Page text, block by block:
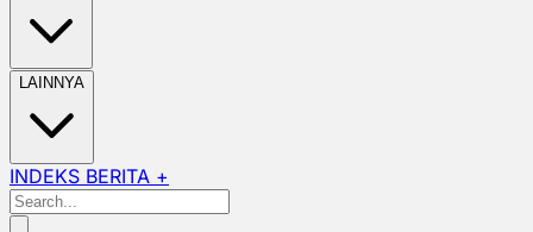
LAINNYA
INDEKS BERITA +